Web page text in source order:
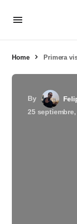
Home Primera
By
25 septiembre,